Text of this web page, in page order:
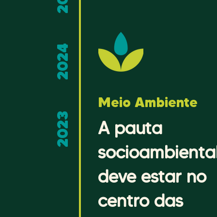
2024
2023
Meio Ambiente
A pauta
deve estar no
centro das